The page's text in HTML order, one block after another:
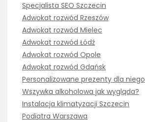
Specjalista SEO Szczecin
Adwokat rozwód Rzeszów
Adwokat rozwód Mielec
Adwokat rozwód Łódź
Adwokat rozwód Opole
Adwokat rozwód Gdańsk
Personalizowane prezenty dla niego
Wszywka alkoholowa jak wygląda?
Instalacja klimatyzacji Szczecin
Podiatra Warszawa